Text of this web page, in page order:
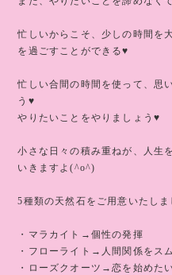
忙しいからこそ、少しの時間を
を過ごすことができる♥️
忙しい合間の時間を使って、思
う♥️
やりたいことをやりましょう♥️
小さな日々の積み重ねが、人生
いきますよ(^o^)
5種類の天然石をご用意いたしま
・マラカイト→個性の発揮
・フローライト→人間関係をス
・ローズクオーツ→恋を始めた